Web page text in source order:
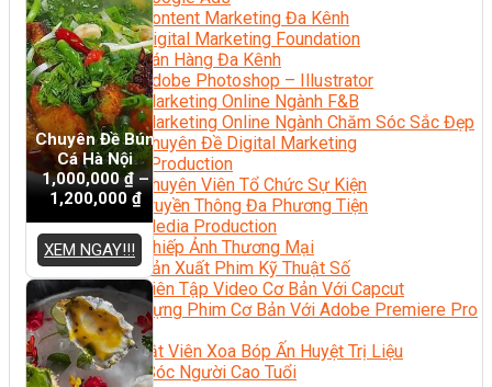
Content Marketing Đa Kênh
Digital Marketing Foundation
Bán Hàng Đa Kênh
Adobe Photoshop – Illustrator
Marketing Online Ngành F&B
Marketing Online Ngành Chăm Sóc Sắc Đẹp
Chuyên Đề Digital Marketing
Media Production
Chuyên Viên Tổ Chức Sự Kiện
Truyền Thông Đa Phương Tiện
Media Production
Nhiếp Ảnh Thương Mại
Sản Xuất Phim Kỹ Thuật Số
Biên Tập Video Cơ Bản Với Capcut
Dựng Phim Cơ Bản Với Adobe Premiere Pro
Sức Khỏe
Kỹ Thuật Viên Xoa Bóp Ấn Huyệt Trị Liệu
Chăm Sóc Người Cao Tuổi
Chuyên Đề Bún
Cá Hà Nội
1,000,000₫–
1,200,000 ₫
XEM NGAY!!!